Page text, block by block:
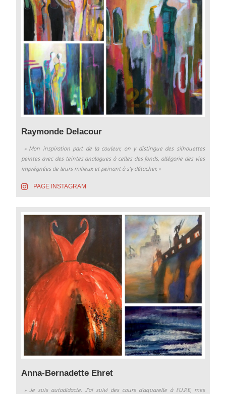
Raymonde Delacour
» Mon inspiration part de la couleur, on y distingue des silhouettes
peintes avec des teintes analogues à celles des fonds, allégorie des vies
imprégnées de leurs milieux et peinant à s’y détacher. «
PAGE INSTAGRAM
Anna-Bernadette Ehret
» Je suis autodidacte. J’ai suivi des cours d’aquarelle à l’U.P.E, mes